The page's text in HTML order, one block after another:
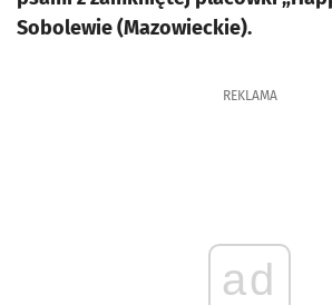
Sobolewie (Mazowieckie).
REKLAMA
ad